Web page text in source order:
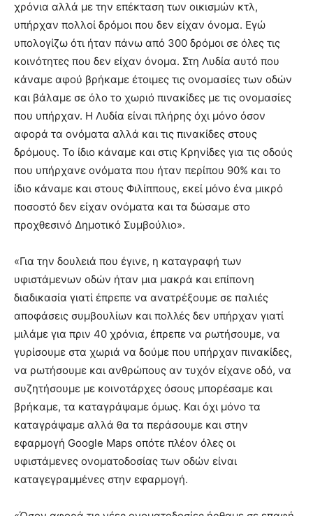
χρόνια αλλά με την επέκταση των οικισμών κτλ,
υπήρχαν πολλοί δρόμοι που δεν είχαν όνομα. Εγώ
υπολογίζω ότι ήταν πάνω από 300 δρόμοι σε όλες τις
κοινότητες που δεν είχαν όνομα. Στη Λυδία αυτό που
κάναμε αφού βρήκαμε έτοιμες τις ονομασίες των οδών
και βάλαμε σε όλο το χωριό πινακίδες με τις ονομασίες
που υπήρχαν. Η Λυδία είναι πλήρης όχι μόνο όσον
αφορά τα ονόματα αλλά και τις πινακίδες στους
δρόμους. Το ίδιο κάναμε και στις Κρηνίδες για τις οδούς
που υπήρχανε ονόματα που ήταν περίπου 90% και το
ίδιο κάναμε και στους Φιλίππους, εκεί μόνο ένα μικρό
ποσοστό δεν είχαν ονόματα και τα δώσαμε στο
προχθεσινό Δημοτικό Συμβούλιο».
«Για την δουλειά που έγινε, η καταγραφή των
υφιστάμενων οδών ήταν μια μακρά και επίπονη
διαδικασία γιατί έπρεπε να ανατρέξουμε σε παλιές
αποφάσεις συμβουλίων και πολλές δεν υπήρχαν γιατί
μιλάμε για πριν 40 χρόνια, έπρεπε να ρωτήσουμε, να
γυρίσουμε στα χωριά να δούμε που υπήρχαν πινακίδες,
να ρωτήσουμε και ανθρώπους αν τυχόν είχανε οδό, να
συζητήσουμε με κοινοτάρχες όσους μπορέσαμε και
βρήκαμε, τα καταγράψαμε όμως. Και όχι μόνο τα
καταγράψαμε αλλά θα τα περάσουμε και στην
εφαρμογή Google Maps οπότε πλέον όλες οι
υφιστάμενες ονοματοδοσίας των οδών είναι
καταγεγραμμένες στην εφαρμογή.